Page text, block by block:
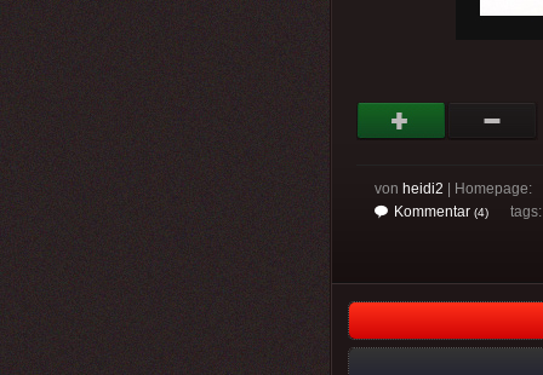
von heidi2 | Homepage:
Kommentar (4)